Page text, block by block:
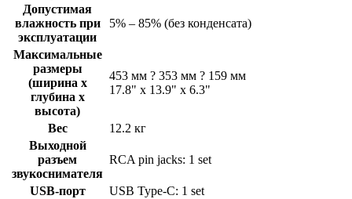
Допустимая
влажность при
эксплуатации
5% – 85% (без конденсата)
Максимальные
размеры
(ширина x
глубина x
высота)
453 мм ? 353 мм ? 159 мм
17.8" x 13.9" x 6.3"
Вес
12.2 кг
Выходной
разъем
звукоснимателя
RCA pin jacks: 1 set
USB-порт USB Type-C: 1 set